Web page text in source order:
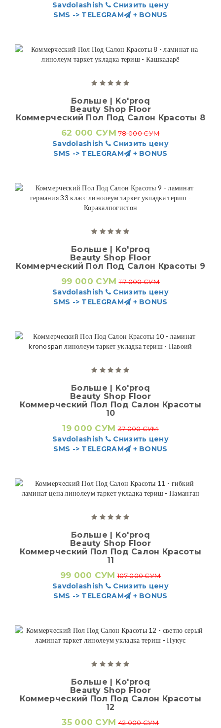
Savdolashish
Снизить цену
SMS -> TELEGRAM
+ BONUS
Больше | Ko'proq
Beauty Shop Floor
Коммерческий Пол Под Салон Красоты 8
62 000 СУМ 78 000 СУМ
Savdolashish
Снизить цену
SMS -> TELEGRAM
+ BONUS
Больше | Ko'proq
Beauty Shop Floor
Коммерческий Пол Под Салон Красоты 9
99 000 СУМ 117 000 СУМ
Savdolashish
Снизить цену
SMS -> TELEGRAM
+ BONUS
Больше | Ko'proq
Beauty Shop Floor
Коммерческий Пол Под Салон Красоты
10
19 000 СУМ 37 000 СУМ
Savdolashish
Снизить цену
SMS -> TELEGRAM
+ BONUS
Больше | Ko'proq
Beauty Shop Floor
Коммерческий Пол Под Салон Красоты
11
99 000 СУМ 107 000 СУМ
Savdolashish
Снизить цену
SMS -> TELEGRAM
+ BONUS
Больше | Ko'proq
Beauty Shop Floor
Коммерческий Пол Под Салон Красоты
12
35 000 СУМ 42 000 СУМ